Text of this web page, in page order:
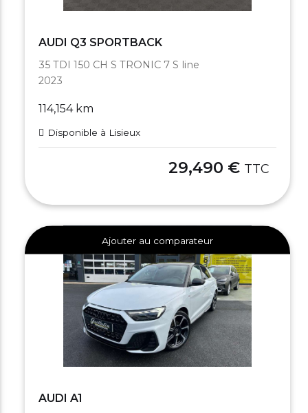
AUDI Q3 SPORTBACK
35 TDI 150 CH S TRONIC 7 S line
2023
114,154 km
Disponible à Lisieux
29,490 € TTC
Ajouter au comparateur
AUDI A1